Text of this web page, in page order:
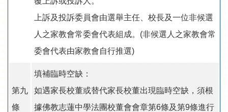
上訴及投訴委員會由選舉主任、校長及一位非候選
人之家教會常委會代表組成。(非候選人之家教會常
委會代表由家教會自行推選)
第九
條
填補臨時空缺：
如遇家長校董或替代家長校董出現臨時空缺，須根
據佛教志蓮中學法團校董會會章第6條及第9條進行